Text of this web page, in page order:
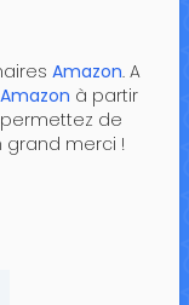
Amazon. A
Amazon à partir
de
grand merci !